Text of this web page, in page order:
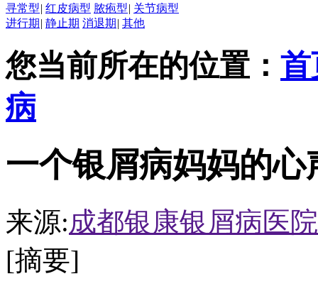
寻常型| 红皮病型 脓疱型| 关节病型
进行期 | 静止期 消退期 | 其他
您当前所在的位置： 首
病
一个银屑病妈妈的心
来源:成都银康银屑病医院
[摘要]